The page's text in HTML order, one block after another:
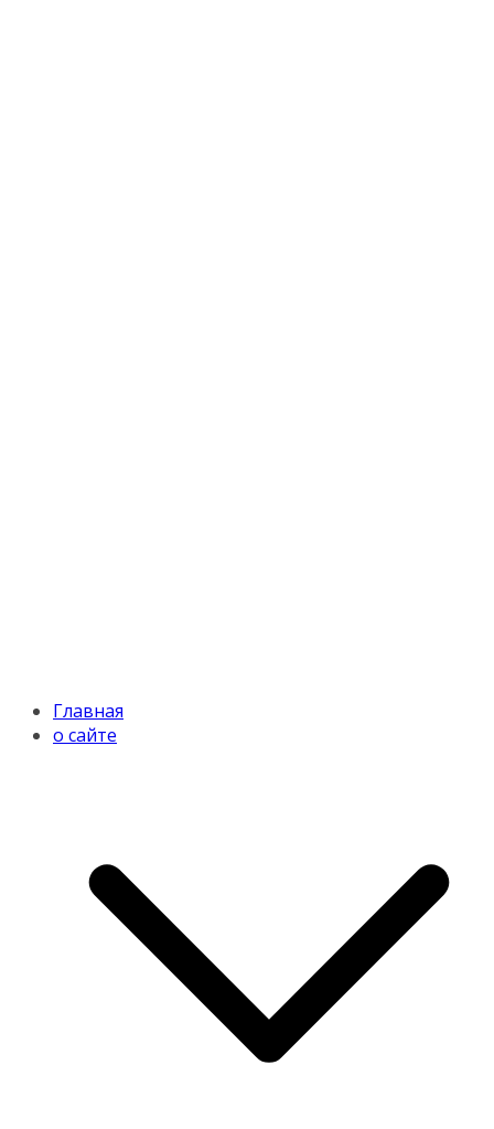
Главная
о сайте